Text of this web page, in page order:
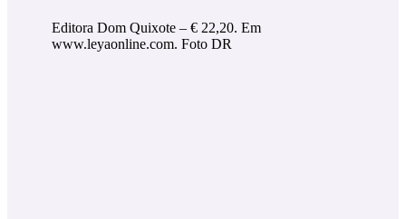
Editora Dom Quixote – € 22,20. Em
www.leyaonline.com. Foto DR